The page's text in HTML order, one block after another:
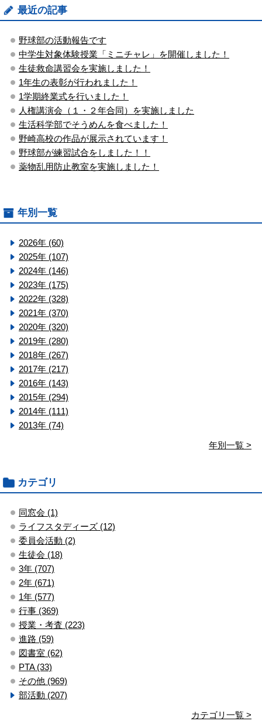
最近の記事
野球部の活動報告です
中学生対象体験授業「ミニチャレ」を開催しました！
生徒救命講習会を実施しました！
1年生の表彰が行われました！
1学期終業式を行いました！
人権講演会（１・２年合同）を実施しました
生活科学部でそうめんを食べました！
野崎高校の作品が展示されています！
野球部が練習試合をしました！！
薬物乱用防止教室を実施しました！
年別一覧
2026年 (60)
2025年 (107)
2024年 (146)
2023年 (175)
2022年 (328)
2021年 (370)
2020年 (320)
2019年 (280)
2018年 (267)
2017年 (217)
2016年 (143)
2015年 (294)
2014年 (111)
2013年 (74)
年別一覧 >
カテゴリ
同窓会 (1)
ライフスタディーズ (12)
委員会活動 (2)
生徒会 (18)
3年 (707)
2年 (671)
1年 (577)
行事 (369)
授業・考査 (223)
進路 (59)
図書室 (62)
PTA (33)
その他 (969)
部活動 (207)
カテゴリ一覧 >